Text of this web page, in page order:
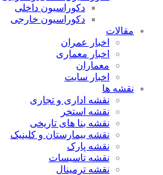
دکوراسیون داخلی
دکوراسیون خارجی
مقالات
اخبار عمران
اخبار معماری
معماران
اخبار سایت
نقشه ها
نقشه اداری و تجاری
نقشه استخر
نقشه بنا های تاریخی
نقشه بیمارستان و کلینیک
نقشه پارک
نقشه تاسیسات
نقشه ترمینال